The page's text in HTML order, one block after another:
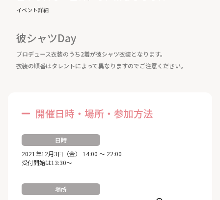
イベント詳細
彼シャツDay
プロデュース衣装のうち2着が彼シャツ衣装となります。
衣装の順番はタレントによって異なりますのでご注意ください。
開催日時・場所・参加方法
日時
2021年12月3日（金） 14:00 ～ 22:00
受付開始は13:30～
場所